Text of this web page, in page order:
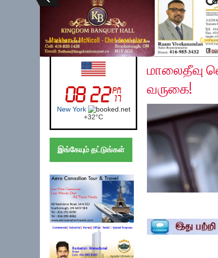
Markham & McNicoll - Chef depot plaza
UK (London)
London
+21°C
இங்கேயும் தட்டுங்கள்
Wednesday,
மாலைதீவு
வருகை!